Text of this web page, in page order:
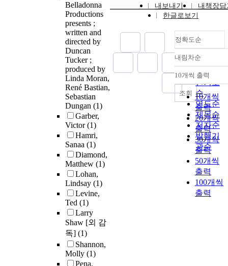
Belladonna
Productions
presents ;
written and
directed by
Duncan
Tucker ;
produced by
Linda Moran,
René Bastian,
Sebastian
Dungan (1)
Garber,
Victor(1)
Hamri,
Sanaa (1)
Diamond,
Matthew (1)
Lohan,
Lindsay (1)
Levine,
Ted (1)
Larry
Shaw [외 감
독] (1)
Shannon,
Molly (1)
Pena,
내보내기
내책장담
한글로보기
정확도순
정확도
순
인기도
순
연도순
제목순
저자순
발행기
관순
내림차순
내림차순
10개씩 출력
10개씩
출력
20개씩
출력
30개씩
출력
50개씩
출력
100개씩
출력
조회